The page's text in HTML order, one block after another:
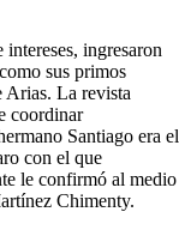
ingresaron
sus primos
La revista
coordinar
Santiago era el
con el que
le confirmó al medio
Chimenty.